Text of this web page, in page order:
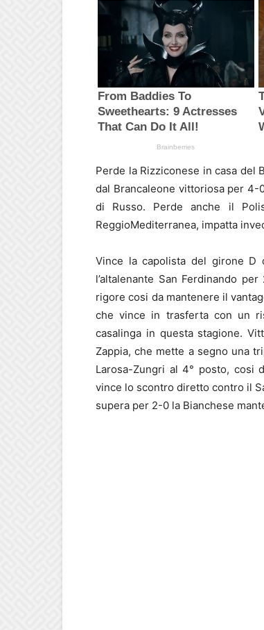
Perde la Rizziconese in casa del
dal Brancaleone vittoriosa per 4-
di Russo. Perde anche il
ReggioMediterranea, impatta
Vince la capolista del girone D
l’altalenante San Ferdinando
rigore cosi da mantenere il
che vince in trasferta con un
casalinga in questa stagione.
Zappia, che mette a segno una
Larosa-Zungri al 4° posto, cosi
vince lo scontro diretto contro il
supera per 2-0 la Bianchese